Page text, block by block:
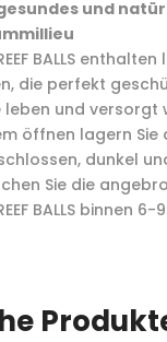
und
BALLS
die perfekt
leben und versorgt
öffnen lagern Sie
dunkel
Sie die
BALLS binnen